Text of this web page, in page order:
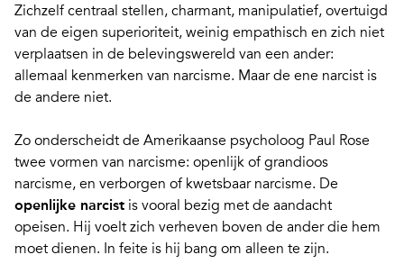
Zichzelf centraal stellen, charmant, manipulatief, overtuigd
van de eigen superioriteit, weinig empathisch en zich niet
verplaatsen in de belevingswereld van een ander:
allemaal kenmerken van narcisme. Maar de ene narcist is
de andere niet.
Zo onderscheidt de Amerikaanse psycholoog Paul Rose
twee vormen van narcisme: openlijk of grandioos
narcisme, en verborgen of kwetsbaar narcisme. De
openlijke narcist is vooral bezig met de aandacht
opeisen. Hij voelt zich verheven boven de ander die hem
moet dienen. In feite is hij bang om alleen te zijn.